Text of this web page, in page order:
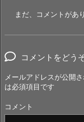
まだ、コメントがあ
コメントをどう
メールアドレスが公開
は必須項目です
コメント